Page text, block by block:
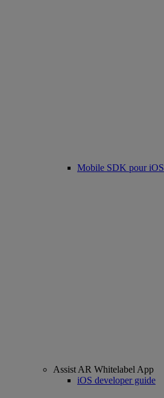
Mobile SDK pour iOS
Assist AR Whitelabel App
iOS developer guide